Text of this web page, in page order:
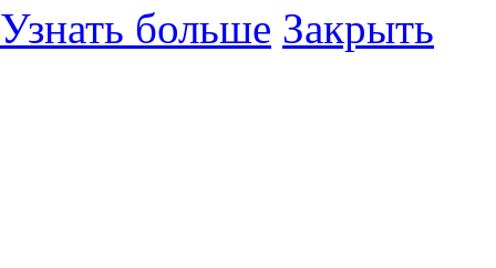
Узнать больше Закрыть